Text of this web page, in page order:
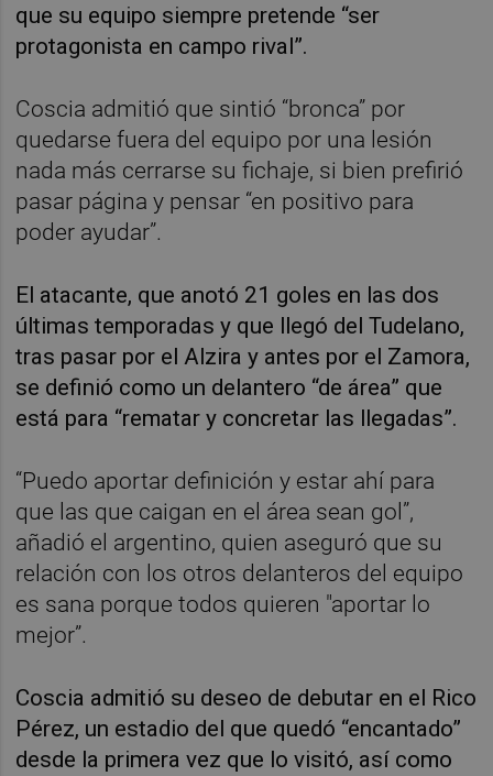
que su equipo siempre pretende “ser
protagonista en campo rival”.
Coscia admitió que sintió “bronca” por
quedarse fuera del equipo por una lesión
nada más cerrarse su fichaje, si bien prefirió
pasar página y pensar “en positivo para
poder ayudar”.
El atacante, que anotó 21 goles en las dos
últimas temporadas y que llegó del Tudelano,
tras pasar por el Alzira y antes por el Zamora,
se definió como un delantero “de área” que
está para “rematar y concretar las llegadas”.
“Puedo aportar definición y estar ahí para
que las que caigan en el área sean gol”,
añadió el argentino, quien aseguró que su
relación con los otros delanteros del equipo
es sana porque todos quieren "aportar lo
mejor”.
Coscia admitió su deseo de debutar en el Rico
Pérez, un estadio del que quedó “encantado”
desde la primera vez que lo visitó, así como